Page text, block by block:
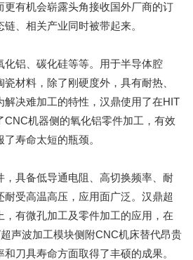
更有机会崭露头角接收国外厂商的订
、相关产业同时被带起来。
化铝、碳化硅等等。用于半导体腔
材料，除了刚硬度外，具有耐热、
解决难加工的特性，汉鼎使用了在HIT
CNC机器侧的氧化铝零件加工，有效
寿命太短的瓶颈。
，具备低导通电阻、高切换频率、耐
受高温高压，应用面广泛。汉鼎超
，有微孔加工及零件加工的应用，在
声波加工模块侧附CNC机床替代昂贵
刀具寿命方面取得了丰硕的成果。